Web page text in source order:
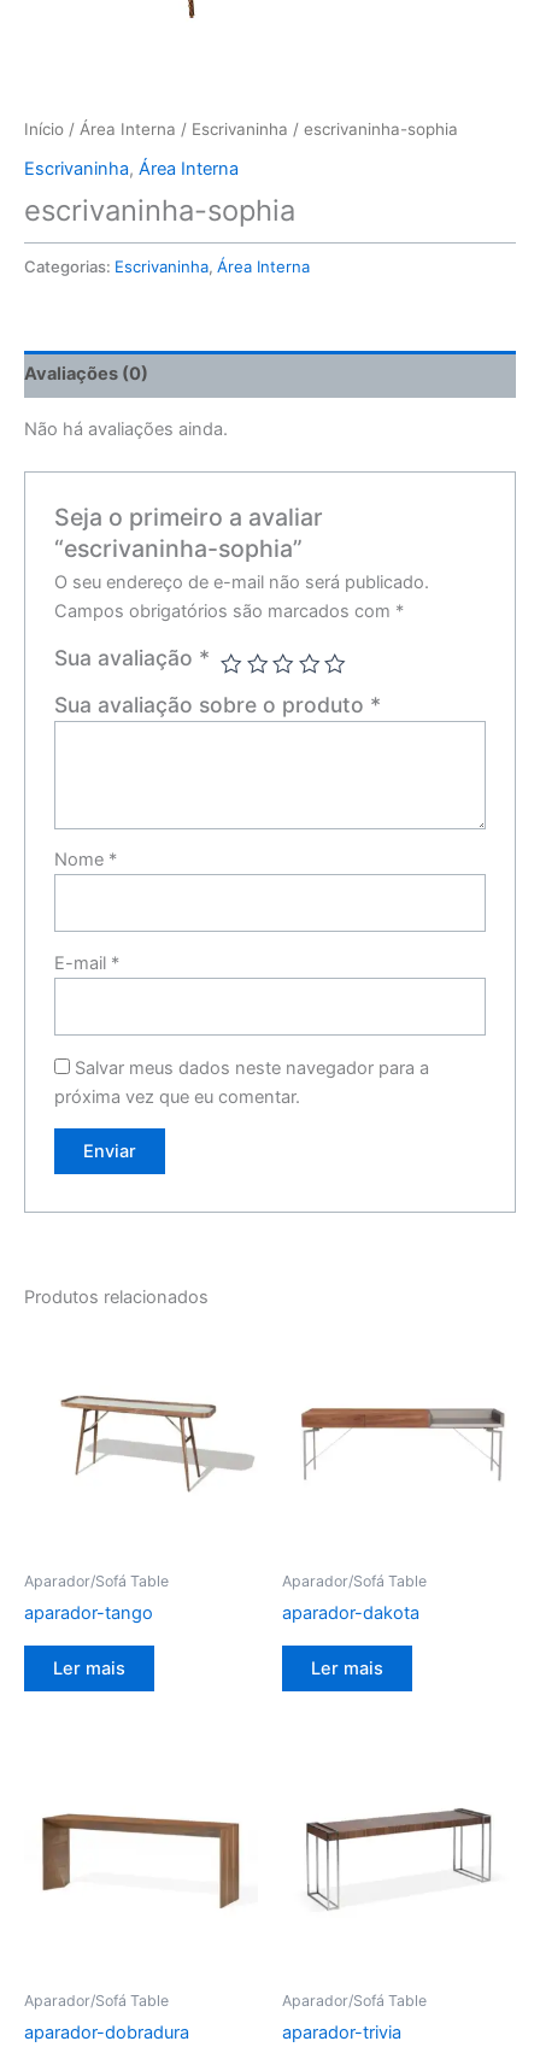
Início / Área Interna / Escrivaninha / escrivaninha-sophia
Escrivaninha, Área Interna
escrivaninha-sophia
Categorias: Escrivaninha, Área Interna
Avaliações (0)
Não há avaliações ainda.
Seja o primeiro a avaliar
“escrivaninha-sophia”
O seu endereço de e-mail não será publicado.
Campos obrigatórios são marcados com *
Sua avaliação *
Sua avaliação sobre o produto *
Nome *
E-mail *
Salvar meus dados neste navegador para a
próxima vez que eu comentar.
Produtos relacionados
Aparador/Sofá Table
aparador-tango
Ler mais
Aparador/Sofá Table
aparador-dakota
Ler mais
Aparador/Sofá Table
aparador-dobradura
Aparador/Sofá Table
aparador-trivia